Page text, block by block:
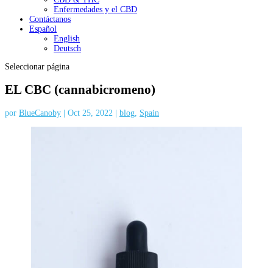
Enfermedades y el CBD
Contáctanos
Español
English
Deutsch
Seleccionar página
EL CBC (cannabicromeno)
por BlueCanoby Oct 25, 2022 blog Spain